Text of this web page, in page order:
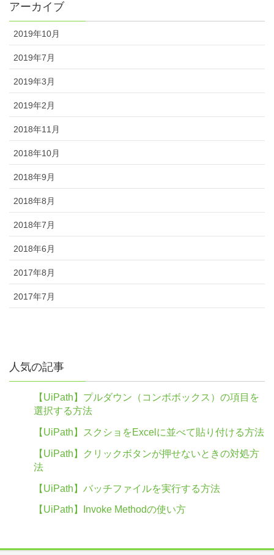
アーカイブ
2019年10月
2019年7月
2019年3月
2019年2月
2018年11月
2018年10月
2018年9月
2018年8月
2018年7月
2018年6月
2017年8月
2017年7月
人気の記事
【UiPath】プルダウン（コンボボックス）の項目を
選択する方法
【UiPath】スクショをExcelに並べて貼り付ける方法
【UiPath】クリックボタンが押せないときの対処方
法
【UiPath】バッチファイルを実行する方法
【UiPath】Invoke Methodの使い方